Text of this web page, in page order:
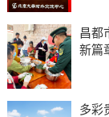
昌都市
新篇